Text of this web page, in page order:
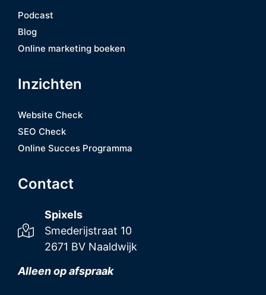
Podcast
Blog
Online marketing boeken
Inzichten
Website Check
SEO Check
Online Succes Programma
Contact
Spixels
Smederijstraat 10
2671 BV Naaldwijk
Alleen op afspraak